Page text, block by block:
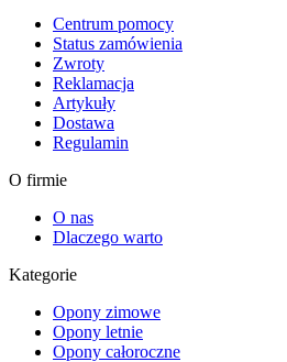
Centrum pomocy
Status zamówienia
Zwroty
Reklamacja
Artykuły
Dostawa
Regulamin
O firmie
O nas
Dlaczego warto
Kategorie
Opony zimowe
Opony letnie
Opony całoroczne